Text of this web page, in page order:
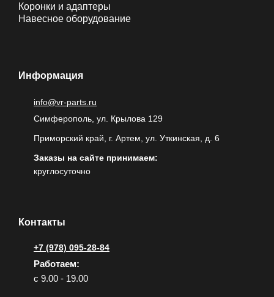
Коронки и адаптеры
Навесное оборудование
Информация
info@vr-parts.ru
Симферополь, ул. Крылова 129
Приморский край, г. Артем, ул. Уткинская, д. 6
Заказы на сайте принимаем:
круглосуточно
Контакты
+7 (978) 095-28-84
Работаем:
с 9.00 - 19.00